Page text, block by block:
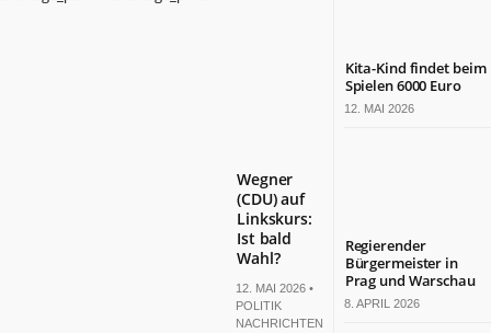
Wegner
(CDU) auf
Linkskurs:
Ist bald
Wahl?
12. MAI 2026 •
POLITIK
NACHRICHTEN
Kita-Kind findet beim
Spielen 6000 Euro
12. MAI 2026
Regierender
Bürgermeister in
Prag und Warschau
8. APRIL 2026